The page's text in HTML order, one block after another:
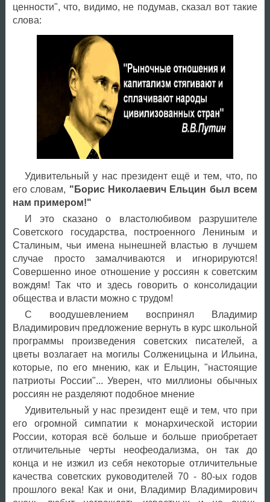
ценности", что, видимо, не подумав, сказал вот такие
слова:
Удивительный у нас президент ещё и тем, что, по
его словам, "Борис Николаевич Ельцин был всем
нам примером!"
И это сказано о властолюбивом разрушителе
Советского государства, построенного Лениным и
Сталиным, чьи имена нынешней властью в лучшем
случае просто замалчиваются и игнорируются!
Совершенно иное отношение у россиян к советским
вождям! Так что и здесь говорить о консолидации
общества и власти можно с трудом!
С воодушевлением воспринял Владимир
Владимирович предложение вернуть в курс школьной
программы произведения советских писателей, а
цветы возлагает на могилы Солженицына и Ильина,
которые, по его мнению, как и Ельцин, "настоящие
патриоты России"... Уверен, что миллионы обычных
россиян не разделяют подобное мнение
Удивительный у нас президент ещё и тем, что при
его огромной симпатии к монархической истории
России, которая всё больше и больше приобретает
отличительные черты неофеодализма, он так до
конца и не изжил из себя некоторые отличительные
качества советских руководителей 70 - 80-ых годов
прошлого века! Как и они, Владимир Владимирович